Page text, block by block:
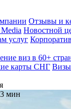
Отзывы и
Новостной
услуг
виз в 60+
карты СНГ
мин